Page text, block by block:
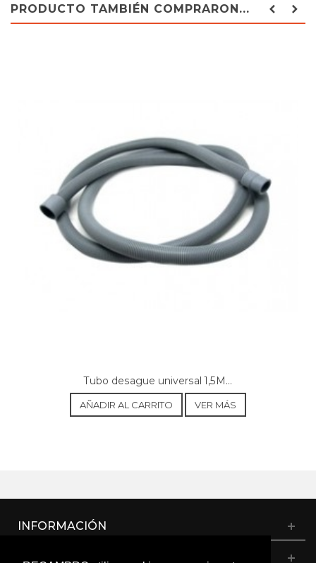
PRODUCTO TAMBIÉN COMPRARON...
Tubo desague universal 1,5M...
AÑADIR AL CARRITO VER MÁS
INFORMACIÓN